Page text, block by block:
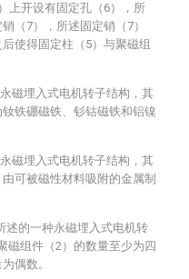
上开设有固定孔（6），所
（7），所述固定销（7）
使得固定柱（5）与聚磁组
磁埋入式电机转子结构，其
铁硼磁铁、钐钴磁铁和铝镍
磁埋入式电机转子结构，其
可被磁性材料吸附的金属制
述的一种永磁埋入式电机转
磁组件（2）的数量至少为四
偶数。